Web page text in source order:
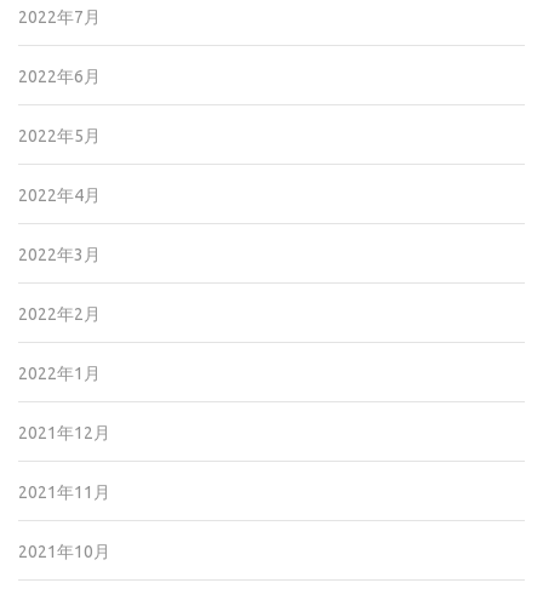
2022年7月
2022年6月
2022年5月
2022年4月
2022年3月
2022年2月
2022年1月
2021年12月
2021年11月
2021年10月